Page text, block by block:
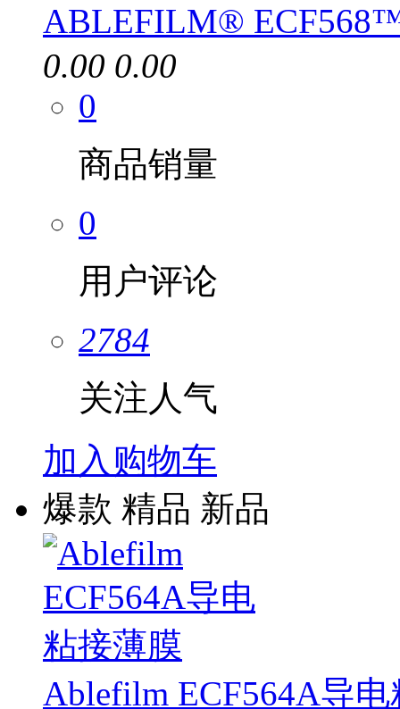
ABLEFILM®
0.00 0.00
0
商品销量
0
用户评论
2784
关注人气
加入购物车
爆款 精品 新品
Ablefilm ECF564A导